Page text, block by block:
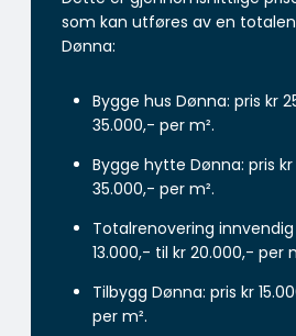
som kan utføres av en
Dønna:
Bygge hus Dønna: pris kr
35.000,- per m².
Bygge hytte Dønna: pris
35.000,- per m².
Totalrenovering innvendig
13.000,- til kr 20.000,- per
Tilbygg Dønna: pris kr
per m².